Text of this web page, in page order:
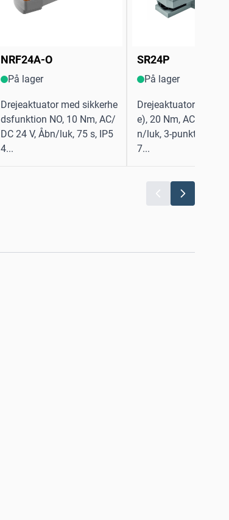
NRF24A-O
På lager
Drejeaktuator med sikkerhe
dsfunktion NO, 10 Nm, AC/
DC 24 V, Åbn/luk, 75 s, IP5
4...
SR24P
På lager
Drejeaktuator
e), 20 Nm, AC/DC 24
n/luk, 3-punkt, 90 s,
7...